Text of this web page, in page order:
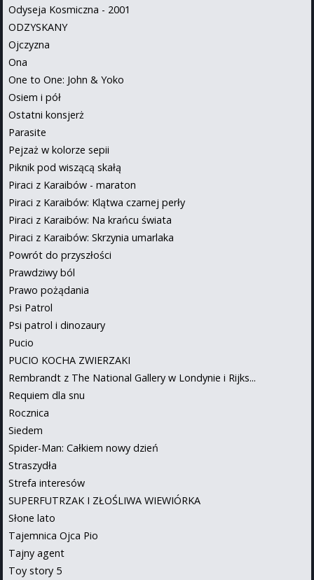
Odyseja Kosmiczna - 2001
ODZYSKANY
Ojczyzna
Ona
One to One: John & Yoko
Osiem i pół
Ostatni konsjerż
Parasite
Pejzaż w kolorze sepii
Piknik pod wiszącą skałą
Piraci z Karaibów - maraton
Piraci z Karaibów: Klątwa czarnej perły
Piraci z Karaibów: Na krańcu świata
Piraci z Karaibów: Skrzynia umarlaka
Powrót do przyszłości
Prawdziwy ból
Prawo pożądania
Psi Patrol
Psi patrol i dinozaury
Pucio
PUCIO KOCHA ZWIERZAKI
Rembrandt z The National Gallery w Londynie i Rijks...
Requiem dla snu
Rocznica
Siedem
Spider-Man: Całkiem nowy dzień
Straszydła
Strefa interesów
SUPERFUTRZAK I ZŁOŚLIWA WIEWIÓRKA
Słone lato
Tajemnica Ojca Pio
Tajny agent
Toy story 5